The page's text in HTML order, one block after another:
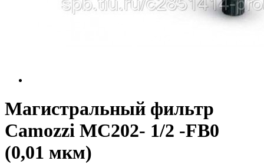
Магистральный фильтр
Camozzi МС202- 1/2 -FB0
(0,01 мкм)